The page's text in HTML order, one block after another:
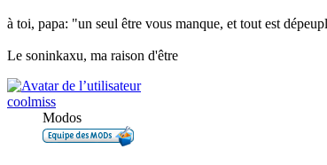
à toi, papa: "un seul être vous manque, et tout est
Le soninkaxu, ma raison d'être
coolmiss
Modos